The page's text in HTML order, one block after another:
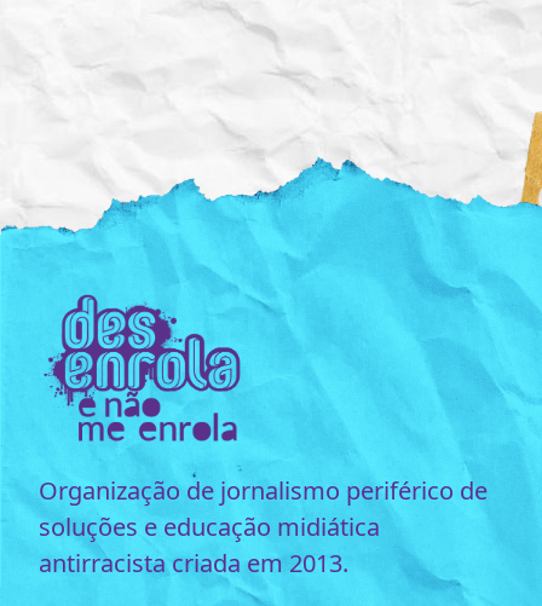
Organização de jornalismo periférico de
soluções e educação midiática
antirracista criada em 2013.